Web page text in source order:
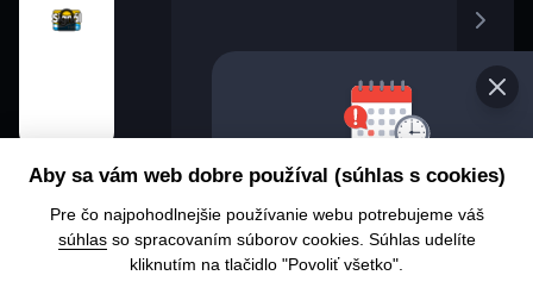
Aby sa vám web dobre používal (súhlas s cookies)
Pre čo najpohodlnejšie používanie webu potrebujeme váš
súhlasso spracovaním súborov cookies. Súhlas udelíte
kliknutím na tlačidlo "Povoliť všetko".